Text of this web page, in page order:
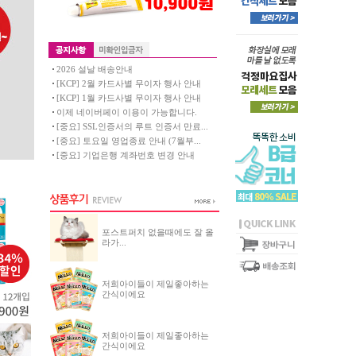
2026 설날 배송안내
[KCP] 2월 카드사별 무이자 행사 안내
[KCP] 1월 카드사별 무이자 행사 안내
이제 네이버페이 이용이 가능합니다.
[중요] SSL인증서의 루트 인증서 만료...
[중요] 토요일 영업종료 안내 (7월부...
[중요] 기업은행 계좌번호 변경 안내
포스트퍼치 없을때에도 잘 올
라가...
저희아이들이 제일좋아하는
간식이에요
저희아이들이 제일좋아하는
간식이에요